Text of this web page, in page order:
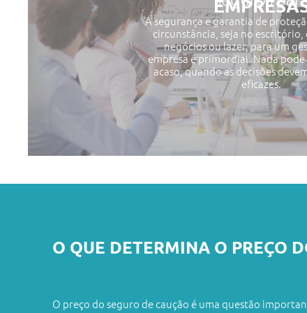
A segurança e garantia de
circunstância, seja no escritório,
negócios ou lazer, para um
empresa é primordial. Nada pode
acaso, quando as decisões
eficazes.
O QUE DETERMINA O PREÇO
O preço do seguro de caução é uma questão